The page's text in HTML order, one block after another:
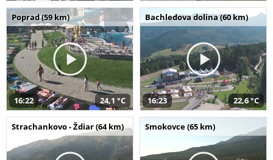
Poprad (59 km)
16:22 24,1 °C
Bachledova dolina (60 km)
16:23 22,6 °C
Strachankovo - Ždiar (64 km) Smokovce (65 km)